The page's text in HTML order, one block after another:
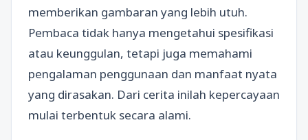
memberikan gambaran yang lebih utuh.
Pembaca tidak hanya mengetahui spesifikasi
atau keunggulan, tetapi juga memahami
pengalaman penggunaan dan manfaat nyata
yang dirasakan. Dari cerita inilah kepercayaan
mulai terbentuk secara alami.